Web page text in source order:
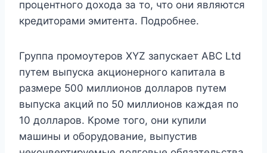
процентного дохода за то, что они являются
кредиторами эмитента. Подробнее.
Группа промоутеров XYZ запускает ABC Ltd
путем выпуска акционерного капитала в
размере 500 миллионов долларов путем
выпуска акций по 50 миллионов каждая по
10 долларов. Кроме того, они купили
машины и оборудование, выпустив